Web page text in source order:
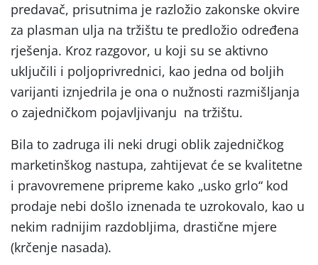
predavač, prisutnima je razložio zakonske okvire
za plasman ulja na tržištu te predložio određena
rješenja. Kroz razgovor, u koji su se aktivno
uključili i poljoprivrednici, kao jedna od boljih
varijanti iznjedrila je ona o nužnosti razmišljanja
o zajedničkom pojavljivanju na tržištu.
Bila to zadruga ili neki drugi oblik zajedničkog
marketinškog nastupa, zahtijevat će se kvalitetne
i pravovremene pripreme kako „usko grlo“ kod
prodaje nebi došlo iznenada te uzrokovalo, kao u
nekim radnijim razdobljima, drastične mjere
(krčenje nasada).